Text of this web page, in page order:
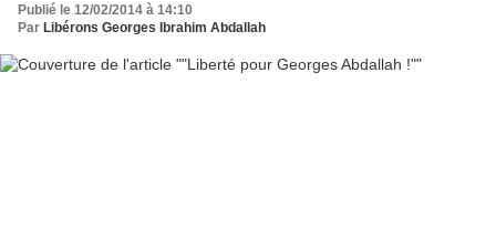
Publié le 12/02/2014 à 14:10
Par Libérons Georges Ibrahim Abdallah